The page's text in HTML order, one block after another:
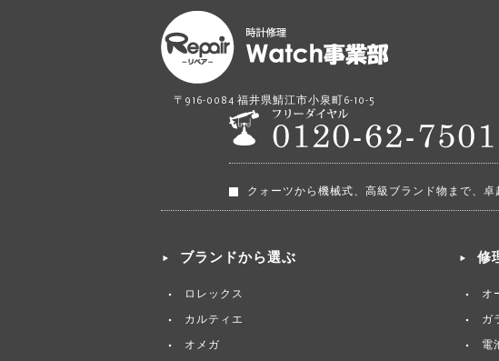
〒916-0084 福井県鯖江市小泉町6-10-5
クォーツから機械式、高級ブランド物まで、
ブランドから選ぶ
ロレックス
カルティエ
オメガ
修
オ
ガ
電